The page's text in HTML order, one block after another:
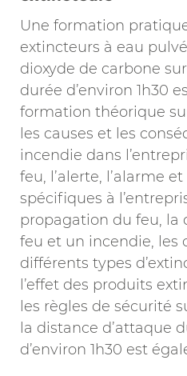
Une formation
extincteurs à eau
dioxyde de carbone
durée d’environ 1h30
formation théorique
les causes et les
incendie dans
feu, l’alerte, l’alarme
spécifiques à
propagation du feu, la
feu et un incendie, les
différents types
l’effet des produits
les règles de sécurité
la distance d’attaque
d’environ 1h30 est